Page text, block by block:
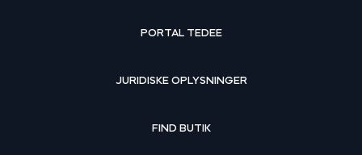
PORTAL TEDEE
JURIDISKE OPLYSNINGER
FIND BUTIK